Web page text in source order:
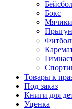
Бокс
Товары к
Под заказ
Книги для
Уценка